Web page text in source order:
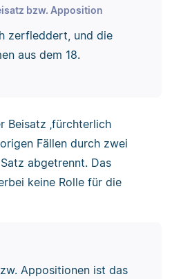
bzw. Apposition
zerfleddert, und die
aus dem 18.
Beisatz ‚fürchterlich
Fällen durch zwei
abgetrennt. Das
keine Rolle für die
Appositionen ist das